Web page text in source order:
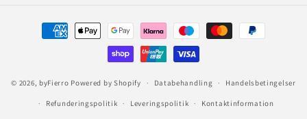
Betalingsmetoder
© 2026, byFierro Powered by Shopify Databehandling Handelsbetingelser
Refunderingspolitik Leveringspolitik Kontaktinformation